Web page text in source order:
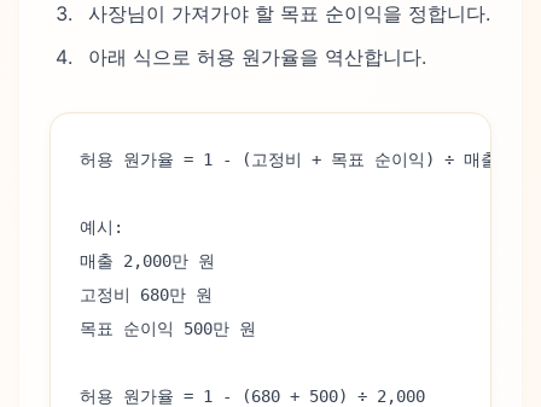
사장님이 가져가야 할 목표 순이익을 정합니다.
아래 식으로 허용 원가율을 역산합니다.
허용 원가율 = 1 - (고정비 + 목표 순이익) ÷ 매출
예시:
매출 2,000만 원
고정비 680만 원
목표 순이익 500만 원
허용 원가율 = 1 - (680 + 500) ÷ 2,000